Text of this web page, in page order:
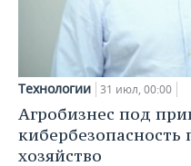
Технологии 31 июл, 00:00
Агробизнес под
кибербезопасность
хозяйство